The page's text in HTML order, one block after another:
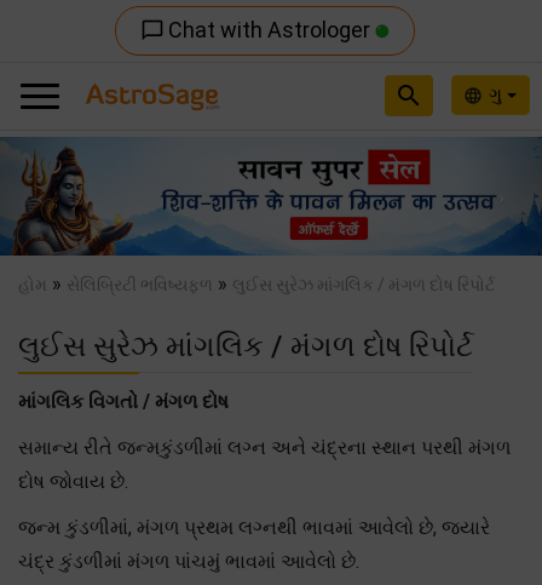
chat_bubble_outline Chat with Astrologer
language ગુ
search
Previous
હોમ » સેલિબ્રિટી ભવિષ્યફળ » લુઈસ સુરેઝ માંગલિક / મંગળ દોષ રિપોર્ટ
લુઈસ સુરેઝ માંગલિક / મંગળ દોષ રિપોર્ટ
માંગલિક વિગતો / મંગળ દોષ
સમાન્ય રીતે જન્મકુંડળીમાં લગ્ન અને ચંદ્રના સ્થાન પરથી મંગળ
દોષ જોવાય છે.
જન્મ કુંડળીમાં, મંગળ પ્રથમ લગ્નથી ભાવમાં આવેલો છે, જયારે
ચંદ્ર કુંડળીમાં મંગળ પાંચમું ભાવમાં આવેલો છે.